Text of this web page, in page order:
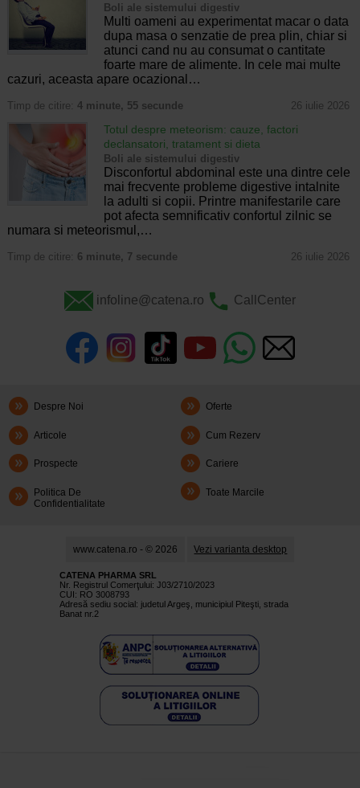
Boli ale sistemului digestiv
Multi oameni au experimentat macar o data
dupa masa o senzatie de prea plin, chiar si
atunci cand nu au consumat o cantitate
foarte mare de alimente. In cele mai multe
cazuri, aceasta apare ocazional…
Timp de citire: 4 minute, 55 secunde 26 iulie 2026
Totul despre meteorism: cauze, factori
declansatori, tratament si dieta
Boli ale sistemului digestiv
Disconfortul abdominal este una dintre cele
mai frecvente probleme digestive intalnite
la adulti si copii. Printre manifestarile care
pot afecta semnificativ confortul zilnic se
numara si meteorismul,…
Timp de citire: 6 minute, 7 secunde 26 iulie 2026
infoline@catena.ro CallCenter
Despre Noi Oferte
Articole Cum Rezerv
Prospecte Cariere
Politica De
Confidentialitate
Toate Marcile
www.catena.ro - © 2026 Vezi varianta desktop
CATENA PHARMA SRL
Nr. Registrul Comerţului: J03/2710/2023
CUI: RO 3008793
Adresă sediu social: judetul Argeş, municipiul Piteşti, strada
Banat nr.2